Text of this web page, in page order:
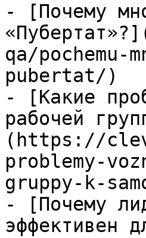
- [Почему
qa/pochemu-
pubertat/)
- [Какие
рабочей
(https://
problemy-
gruppy-k-
- [Почему
эффективен